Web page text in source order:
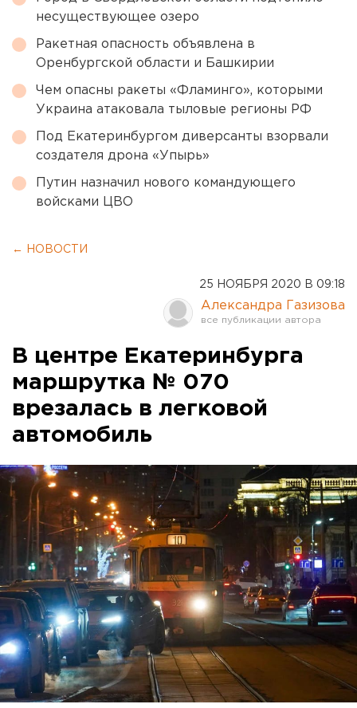
несуществующее озеро
Ракетная опасность объявлена в
Оренбургской области и Башкирии
Чем опасны ракеты «Фламинго», которыми
Украина атаковала тыловые регионы РФ
Под Екатеринбургом диверсанты взорвали
создателя дрона «Упырь»
Путин назначил нового командующего
войсками ЦВО
← НОВОСТИ
25 НОЯБРЯ 2020 В 09:18
Александра Газизова
В центре Екатеринбурга
маршрутка № 070
врезалась в легковой
автомобиль